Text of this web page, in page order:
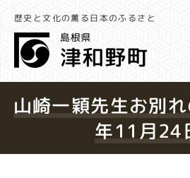
歴史と文化の薫る日本のふるさと
山崎一穎先生お別
年11月24